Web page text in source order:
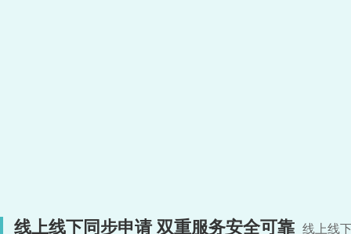
线上线下同步申请 双重服务安全可靠 线上线